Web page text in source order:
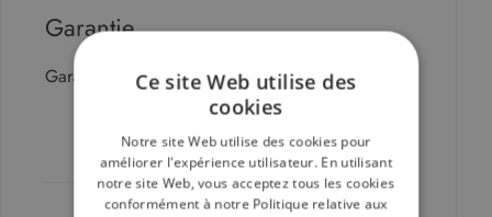
Garantie
Garantie fabricant de 2 ans
Page mise à jour le 07/08/2026
Ce site Web utilise des
cookies
Notre site Web utilise des cookies pour
améliorer l'expérience utilisateur. En utilisant
notre site Web, vous acceptez tous les cookies
conformément à notre Politique relative aux